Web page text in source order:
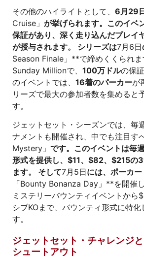
その他のハイライトとして、 6月29
Cruise」 が挙げられます。このイベ
保証があり、深く走り込んだプレイ
が授与されます。 シリーズは7月6日
Season Finale」**で締めくくられ
Sunday Millionで、 100万ドルの保
のイベントでは、 16着のパーカーが
リーズで最大の参加者数を集めると
す。
ジェットセット・シーズンでは、毎
ナメントも開催され、中でも注目
Mystery」 です。このイベントは毎
形式を提供し、$11、$82、$215の
ます。 そして7月5日には、ポーカ
「Bounty Bonanza Day」**を開催
ミステリーバウンティイベントから
シブKOまで、バウンティ形式に特化
す。
ジェットセット・チャレンジ
シュートアウト